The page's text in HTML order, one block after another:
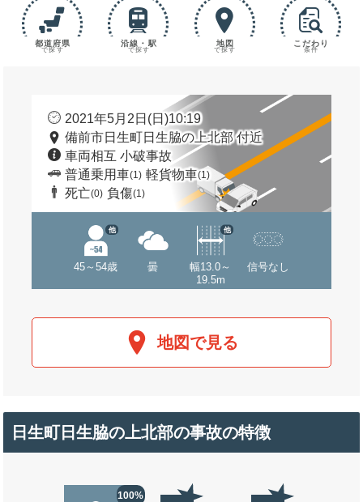
都道府県
で探す
沿線・駅
で探す
地図
で探す
こだわり
条件
2021年5月2日(日)10:19
備前市日生町日生脇の上北部 付近
車両相互 小破事故
普通乗用車(1) 軽貨物車(1)
死亡(0) 負傷(1)
45～54歳
他
曇
幅13.0～
19.5m
他
信号なし
地図で見る
日生町日生脇の上北部の事故の特徴
100%